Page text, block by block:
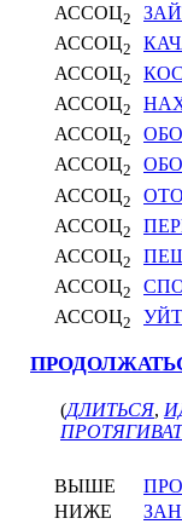
АССОЦ2
АССОЦ2
АССОЦ2
АССОЦ2
АССОЦ2
АССОЦ2
АССОЦ2
АССОЦ2
АССОЦ2
АССОЦ2
АССОЦ2
(ДЛИТЬСЯ,
ВЫШЕ
НИЖЕ